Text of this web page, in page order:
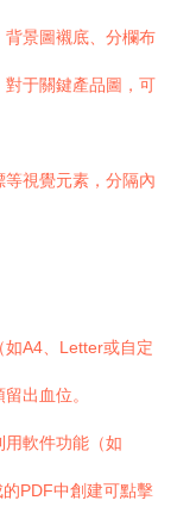
背景圖襯底、分欄布
對于關鍵產品圖，可
等視覺元素，分隔內
A4、Letter或自定
出血位。
軟件功能（如
的PDF中創建可點擊